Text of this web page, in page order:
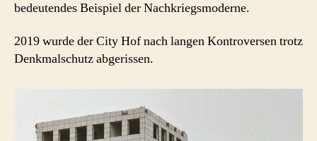
bedeutendes Beispiel der Nachkriegsmoderne.
2019 wurde der City Hof nach langen Kontroversen trotz
Denkmalschutz abgerissen.